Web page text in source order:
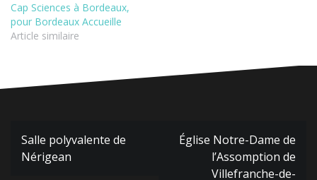
Cap Sciences à Bordeaux,
pour Bordeaux Accueille
Article similaire
Navigation
de
Salle polyvalente de
Nérigean
Église Notre-Dame de
l’Assomption de
Villefranche-de-